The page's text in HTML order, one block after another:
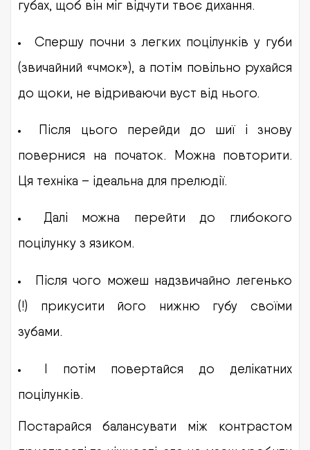
губах, щоб він міг відчути твоє дихання.
Спершу почни з легких поцілунків у губи
(звичайний «чмок»), а потім повільно рухайся
до щоки, не відриваючи вуст від нього.
Після цього перейди до шиї і знову
повернися на початок. Можна повторити.
Ця техніка – ідеальна для прелюдії.
Далі можна перейти до глибокого
поцілунку з язиком.
Після чого можеш надзвичайно легенько
(!) прикусити його нижню губу своїми
зубами.
І потім повертайся до делікатних
поцілунків.
Постарайся балансувати між контрастом